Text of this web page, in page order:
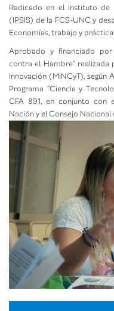
Radicado en el Instituto de
(IPSIS) de la FCS-UNC y
Economías, trabajo y
Aprobado y financiado
contra el Hambre" realizada
Innovación (MINCyT),
Programa “Ciencia y
CFA 891, en conjunto con
Nación y el Consejo